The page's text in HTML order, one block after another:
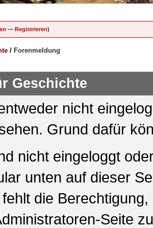
— Registrieren)
/ Forenmeldung
Geschichte
nicht
Grund dafür
nicht eingeloggt
unten auf dieser
die
Seite